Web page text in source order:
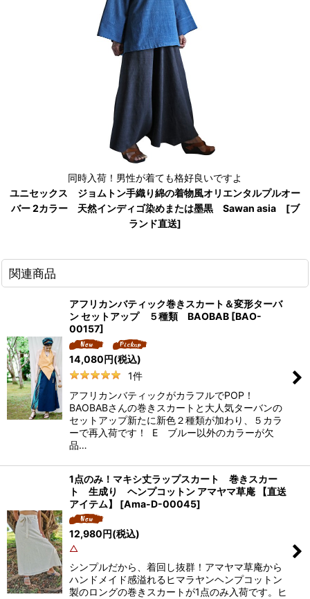
同時入荷！男性が着ても格好良いですよ
ユニセックス ジョムトン手織り綿の着物風オリエンタルプルオー
バー 2カラー 天然インディゴ染めまたは墨黒 Sawan asia [ブ
ランド直送]
関連商品
アフリカンバティック巻きスカート＆変形ターバ
ン セットアップ ５種類 BAOBAB [BAO-
00157]
14,080円(税込)
1件
アフリカンバティックがカラフルでPOP！
BAOBABさんの巻きスカートと大人気ターバンの
セットアップ新たに新色２種類が加わり、５カラ
ーで再入荷です！ E ブルー以外のカラーが欠
品…
1点のみ！マキシ丈ラップスカート 巻きスカー
ト 生成り ヘンプコットン アマヤマ草庵 【直送
アイテム】
[Ama-D-00045]
12,980 円(税込)
△
シンプルだから、着回し抜群！アマヤマ草庵から
ハンドメイド感溢れるヒマラヤンヘンプコットン
製のロングの巻きスカートが1点のみ入荷です。ヒ